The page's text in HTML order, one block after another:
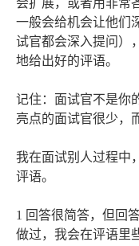
会扩展，或者用非常
一般会给机会让他们
试官都会深入提问）
地给出好的评语。
记住：面试官不是你
亮点的面试官很少，
我在面试别人过程中
评语。
1 回答很简答，但回
做过，我会在评语里